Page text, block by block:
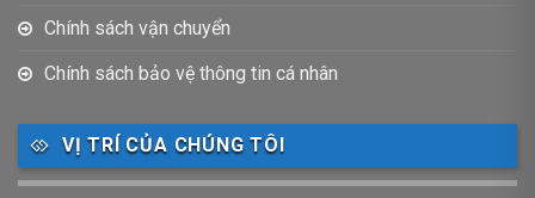
Chính sách vận chuyển
Chính sách bảo vệ thông tin cá nhân
VỊ TRÍ CỦA CHÚNG TÔI